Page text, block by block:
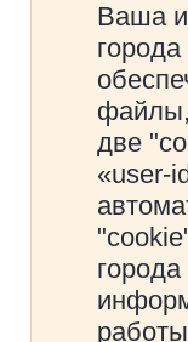
Ваша
две
«user-